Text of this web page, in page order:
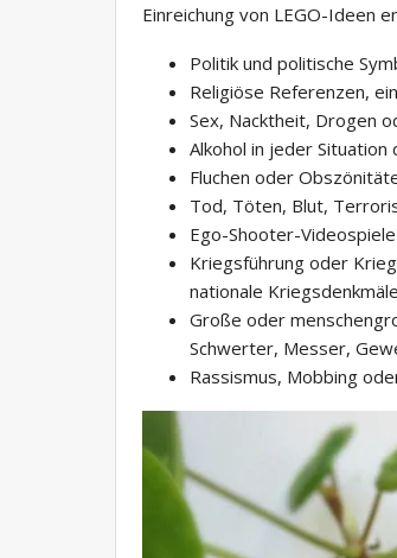
Einreichung von LEGO-Ideen
Politik und politische
Religiöse Referenzen,
Sex, Nacktheit, Drogen
Alkohol in jeder
Fluchen oder
Tod, Töten, Blut,
Ego-Shooter-Videospiele
Kriegsführung oder
nationale
Große oder
Schwerter, Messer,
Rassismus, Mobbing